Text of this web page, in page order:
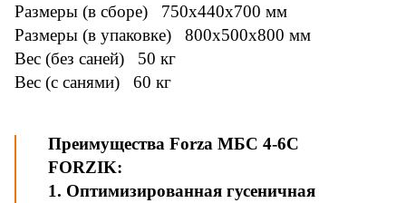
Размеры (в сборе) 750x440x700 мм
Размеры (в упаковке) 800x500x800 мм
Вес (без саней) 50 кг
Вес (с санями) 60 кг
Преимущества Forza МБС 4-6С
FORZIK:
1. Оптимизированная гусеничная